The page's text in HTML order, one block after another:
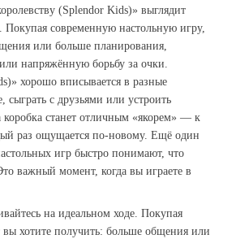
(Splendor Kids)» выглядит
Покупая современную настольную игру,
или больше планирования,
напряжённую борьбу за очки.
хорошо вписывается в разные
сыграть с друзьями или устроить
станет отличным «якорем» — к
раз ощущается по‑новому. Ещё один
игр быстро понимают, что
важный момент, когда вы играете в
на идеальном ходе. Покупая
хотите получить: больше общения или